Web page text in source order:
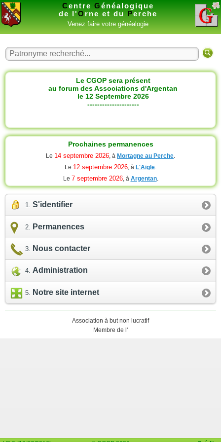
Centre Généalogique
de l'O rne et du Perche
Venez faire votre généalogie
Le CGOP sera présent
au forum des Associations d'Argentan
le 12 Septembre 2026
---------------------
Prochaines permanences
Le 14 septembre 2026, à Mortagne au Perche.
Le 12 septembre 2026, à L'Aigle.
Le 7 septembre 2026, à Argentan.
S'identifier
Permanences
Nous contacter
Administration
Notre site internet
Association à but non lucratif
Membre de l'